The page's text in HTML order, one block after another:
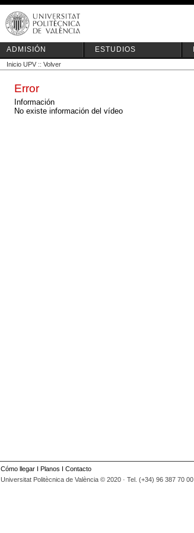
ADMISIÓN ESTUDIOS
Inicio UPV :: Volver
Error
Información
No existe información del vídeo
Cómo llegar I Planos I Contacto
Universitat Politècnica de València © 2020 · Tel. (+34) 96 387 70 00